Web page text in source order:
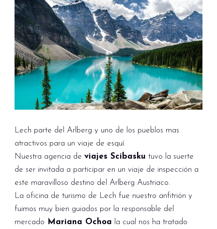
Lech parte del Arlberg y uno de los pueblos mas
atractivos para un viaje de esquí.
Nuestra agencia de viajes Scibasku tuvo la suerte
de ser invitada a participar en un viaje de inspección a
este maravilloso destino del Arlberg Austriaco.
La oficina de turismo de Lech fue nuestro anfitrión y
fuimos muy bien guiados por la responsable del
mercado Mariana Ochoa la cual nos ha tratado